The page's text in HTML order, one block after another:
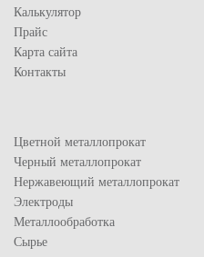
Калькулятор
Прайс
Карта сайта
Контакты
Цветной металлопрокат
Черный металлопрокат
Нержавеющий металлопрокат
Электроды
Металлообработка
Сырье